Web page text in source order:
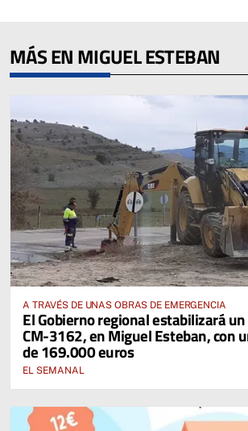
MÁS EN MIGUEL ESTEBAN
A TRAVÉS DE UNAS OBRAS DE EMERGENCIA
El Gobierno regional estabilizará
CM-3162, en Miguel Esteban, con
de 169.000 euros
EL SEMANAL